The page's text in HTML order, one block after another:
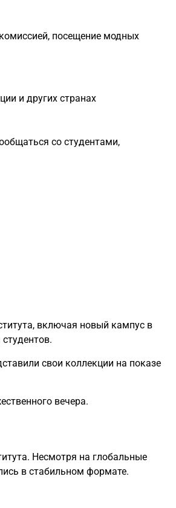
посещение модных
и других странах
со студентами,
включая новый кампус в
свои коллекции на показе
вечера.
Несмотря на глобальные
в стабильном формате.